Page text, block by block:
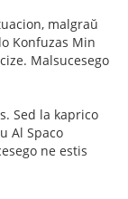
malgraŭ
Konfuzas Min
Malsucesego
Sed la kaprico
Al Spaco
ne estis